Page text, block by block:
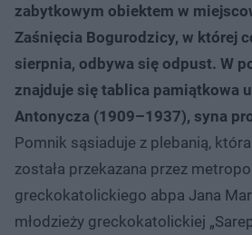
zabytkowym obiektem w
Zaśnięcia Bogurodzicy, w której
sierpnia, odbywa się odpust. W
znajduje się tablica pamiątkowa
Antonycza (1909–1937), syna
Pomnik sąsiaduje z plebanią,
została przekazana przez
greckokatolickiego abpa Jana
młodzieży greckokatolickiej